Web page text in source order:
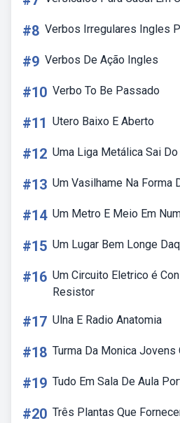
#8 Verbos Irregulares Ingles
#9 Verbos De Ação Ingles
#10 Verbo To Be Passado
#11 Utero Baixo E Aberto
#12 Uma Liga Metálica Sai
#13 Um Vasilhame Na Forma
#14 Um Metro E Meio Em
#15 Um Lugar Bem Longe
#16 Um Circuito Eletrico é
Resistor
#17 Ulna E Radio Anatomia
#18 Turma Da Monica Jovens
#19 Tudo Em Sala De Aula
#20 Três Plantas Que